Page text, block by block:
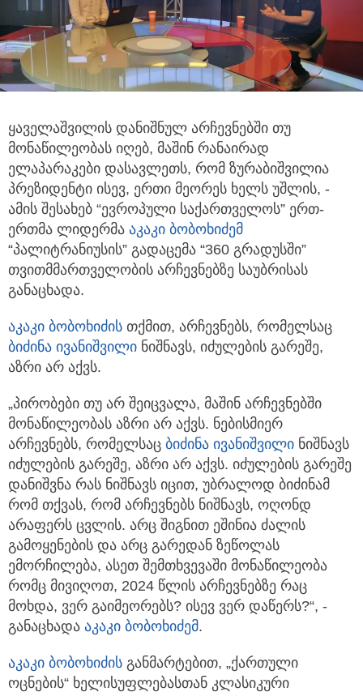
ყაველაშვილის დანიშნულ არჩევნებში თუ
მონაწილეობას იღებ, მაშინ რანაირად
ელაპარაკები დასავლეთს, რომ ზურაბიშვილია
პრეზიდენტი ისევ, ერთი მეორეს ხელს უშლის, -
ამის შესახებ “ევროპული საქართველოს” ერთ-
ერთმა ლიდერმა აკაკი ბობოხიძემ
“პალიტრანიუსის” გადაცემა “360 გრადუსში”
თვითმმართველობის არჩევნებზე საუბრისას
განაცხადა.
აკაკი ბობოხიძის თქმით, არჩევნებს, რომელსაც
ბიძინა ივანიშვილი ნიშნავს, იძულების გარეშე,
აზრი არ აქვს.
„პირობები თუ არ შეიცვალა, მაშინ არჩევნებში
მონაწილეობას აზრი არ აქვს. ნებისმიერ
არჩევნებს, რომელსაც ბიძინა ივანიშვილი ნიშნავს
იძულების გარეშე, აზრი არ აქვს. იძულების გარეშე
დანიშვნა რას ნიშნავს იცით, უბრალოდ ბიძინამ
რომ თქვას, რომ არჩევნებს ნიშნავს, ოღონდ
არაფერს ცვლის. არც შიგნით ეშინია ძალის
გამოყენების და არც გარედან ზეწოლას
ემორჩილება, ასეთ შემთხვევაში მონაწილეობა
რომც მივიღოთ, 2024 წლის არჩევნებზე რაც
მოხდა, ვერ გაიმეორებს? ისევ ვერ დაწერს?“, -
განაცხადა აკაკი ბობოხიძემ.
აკაკი ბობოხიძის განმარტებით, „ქართული
ოცნების“ ხელისუფლებასთან კლასიკური